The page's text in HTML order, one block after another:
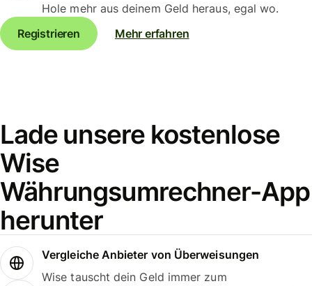
Hole mehr aus deinem Geld heraus, egal wo.
Registrieren
Mehr erfahren
Lade unsere kostenlose
Wise
Währungsumrechner-App
herunter
Vergleiche Anbieter von Überweisungen
Wise tauscht dein Geld immer zum